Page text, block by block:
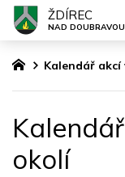
Kalendář
okolí
ŽDÍREC
NAD DOUBRAVOU